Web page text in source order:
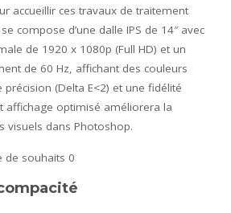
accueillir ces travaux de traitement
se compose d’une dalle IPS de 14″ avec
de 1920 x 1080p (Full HD) et un
de 60 Hz, affichant des couleurs
(Delta E<2) et une fidélité
affichage optimisé améliorera la
visuels dans Photoshop.
de souhaits 0